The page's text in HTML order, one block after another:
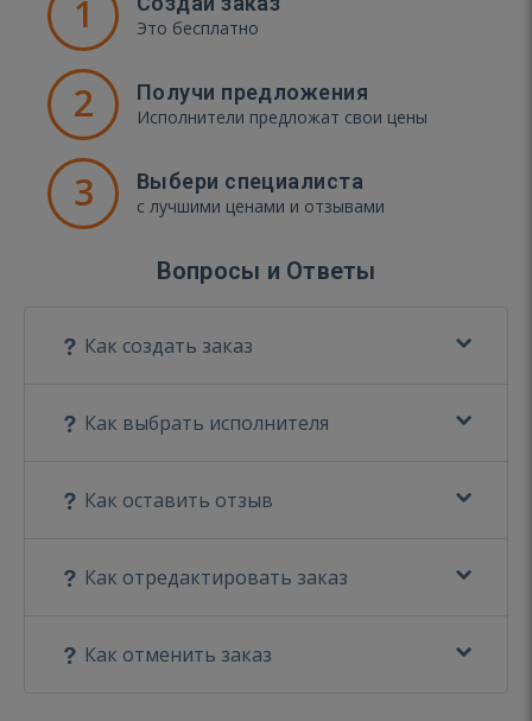
1 Это бесплатно
2 Получи предложения
Исполнители предложат свои цены
3 Выбери специалиста
с лучшими ценами и отзывами
Вопросы и Ответы
Как создать заказ
Как выбрать исполнителя
Как оставить отзыв
Как отредактировать заказ
Как отменить заказ